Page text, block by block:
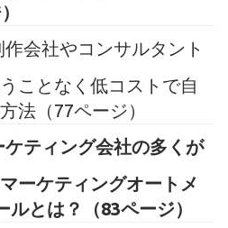
会社やコンサルタント
ことなく低コストで自
法（77ページ）
ティング会社の多くが
ーケティングオートメ
とは？（83ページ）